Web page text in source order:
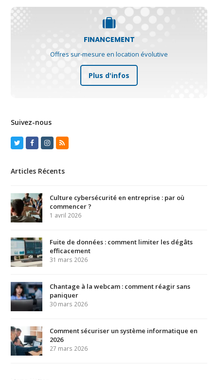
FINANCEMENT
Offres sur-mesure en location évolutive
Plus d'infos
Suivez-nous
TwitterFacebook
Instagram
RSS
Articles Récents
Culture cybersécurité en entreprise : par où
commencer ?
1 avril 2026
Fuite de données : comment limiter les dégâts
efficacement
31 mars 2026
Chantage à la webcam : comment réagir sans
paniquer
30 mars 2026
Comment sécuriser un système informatique en
2026
27 mars 2026